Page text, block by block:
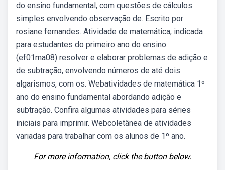
do ensino fundamental, com questões de cálculos
simples envolvendo observação de. Escrito por
rosiane fernandes. Atividade de matemática, indicada
para estudantes do primeiro ano do ensino.
(ef01ma08) resolver e elaborar problemas de adição e
de subtração, envolvendo números de até dois
algarismos, com os. Webatividades de matemática 1º
ano do ensino fundamental abordando adição e
subtração. Confira algumas atividades para séries
iniciais para imprimir. Webcoletânea de atividades
variadas para trabalhar com os alunos de 1º ano.
For more information, click the button below.